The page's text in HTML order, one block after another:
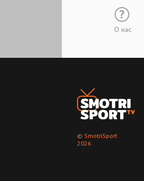
О нас
© SmotriSport
2026